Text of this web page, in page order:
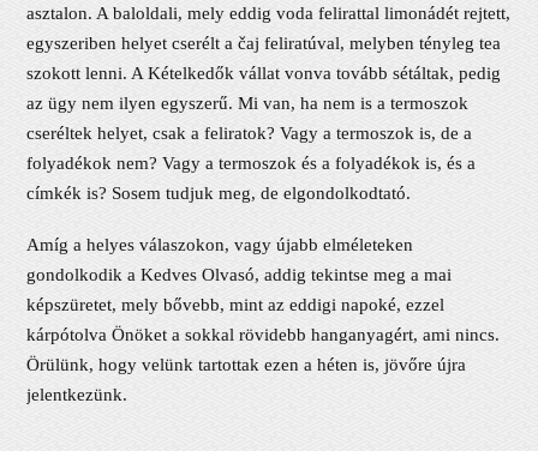
asztalon. A baloldali, mely eddig voda felirattal limonádét rejtett,
egyszeriben helyet cserélt a čaj feliratúval, melyben tényleg tea
szokott lenni. A Kételkedők vállat vonva tovább sétáltak, pedig
az ügy nem ilyen egyszerű. Mi van, ha nem is a termoszok
cseréltek helyet, csak a feliratok? Vagy a termoszok is, de a
folyadékok nem? Vagy a termoszok és a folyadékok is, és a
címkék is? Sosem tudjuk meg, de elgondolkodtató.
Amíg a helyes válaszokon, vagy újabb elméleteken
gondolkodik a Kedves Olvasó, addig tekintse meg a mai
képszüretet, mely bővebb, mint az eddigi napoké, ezzel
kárpótolva Önöket a sokkal rövidebb hanganyagért, ami nincs.
Örülünk, hogy velünk tartottak ezen a héten is, jövőre újra
jelentkezünk.